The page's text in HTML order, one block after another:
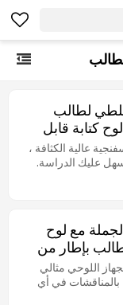
لطالب
كتابة قابل
للتكديس
عالية الكثافة ،
عليك الدراسة.
مع لوح
بإطار من
طاولة لفصل
اللوحي مثالي
بالمناقشات في أي